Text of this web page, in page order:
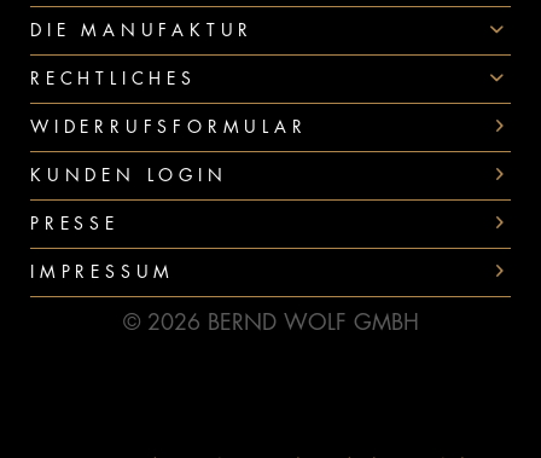
DIE MANUFAKTUR
RECHTLICHES
WIDERRUFSFORMULAR
KUNDEN LOGIN
PRESSE
IMPRESSUM
© 2026 BERND WOLF GMBH